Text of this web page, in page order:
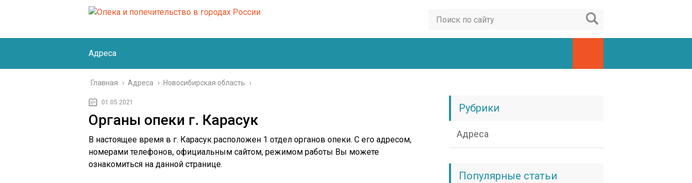
Адреса
Главная › Адреса › Новосибирская область ›
01.05.2021
Органы опеки г. Карасук
В настоящее время в г. Карасук расположен 1 отдел органов опеки. С его адресом,
номерами телефонов, официальным сайтом, режимом работы Вы можете
ознакомиться на данной странице.
Рубрики
Адреса
Популярные статьи